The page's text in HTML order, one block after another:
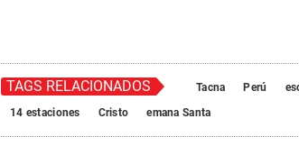
TAGS RELACIONADOS Tacna Perú
14 estaciones
Cristo emana Santa